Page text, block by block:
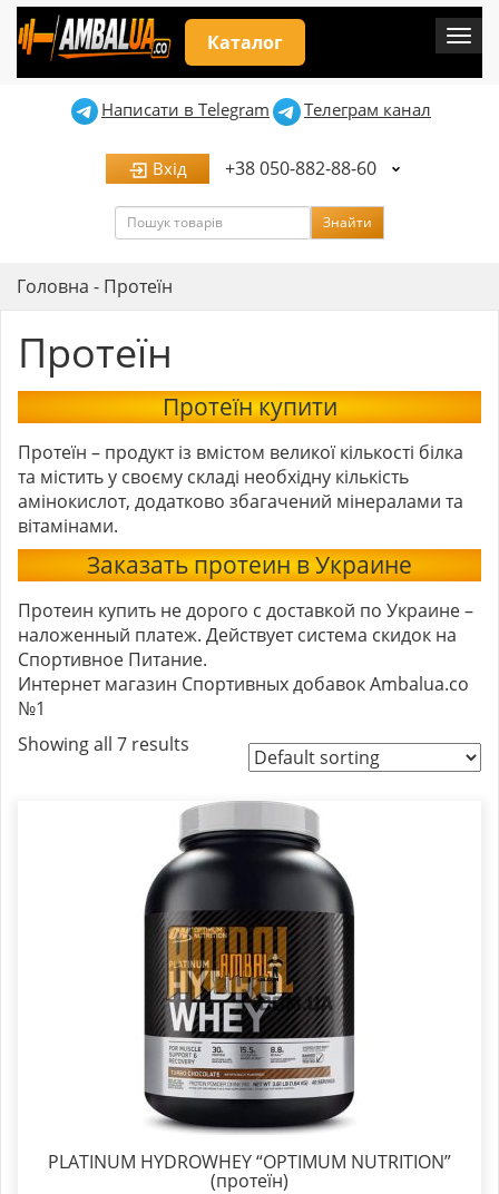
Каталог
Написати в Telegram Телеграм канал
Вхід +38 050-882-88-60
Пошук Знайти
Головна - Протеїн
Протеїн
Протеїн купити
Протеїн – продукт із вмістом великої кількості білка
та містить у своєму складі необхідну кількість
амінокислот, додатково збагачений мінералами та
вітамінами.
Заказать протеин в Украине
Протеин купить не дорого с доставкой по Украине –
наложенный платеж. Действует система скидок на
Спортивное Питание.
Интернет магазин Спортивных добавок Ambalua.co
№1
Showing all 7 results
PLATINUM HYDROWHEY “OPTIMUM NUTRITION”
(протеїн)